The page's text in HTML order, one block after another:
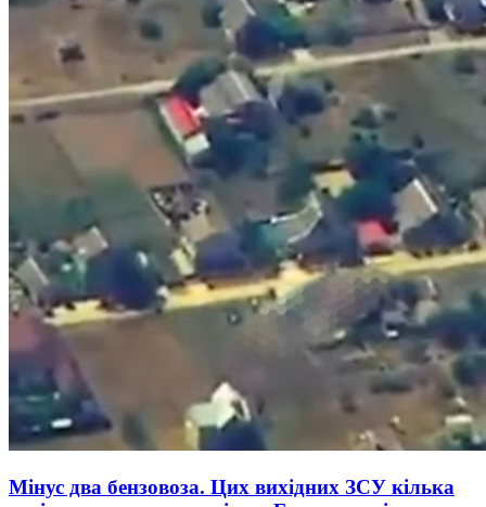
Мінус два бензовоза. Цих вихідних ЗСУ кілька